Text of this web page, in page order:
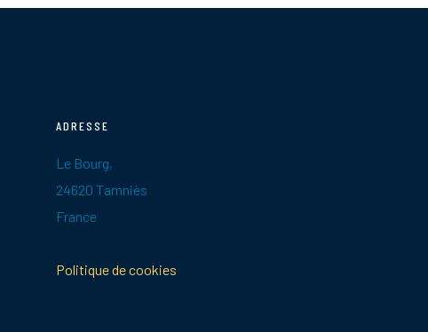
ADRESSE
Le Bourg,
24620 Tamniès
France
Politique de cookies